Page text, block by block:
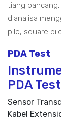
tiang
dianalisa
pile, square
PDA Test
PDA
Sensor
Kabel